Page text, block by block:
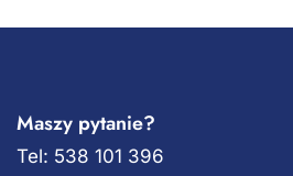
Maszy pytanie?
Tel: 538 101 396